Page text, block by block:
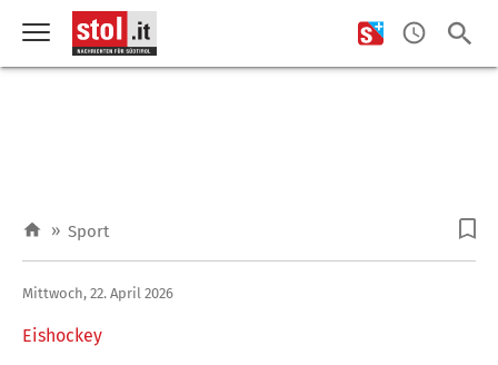
» Sport
Eishockey
Mittwoch, 22. April 2026